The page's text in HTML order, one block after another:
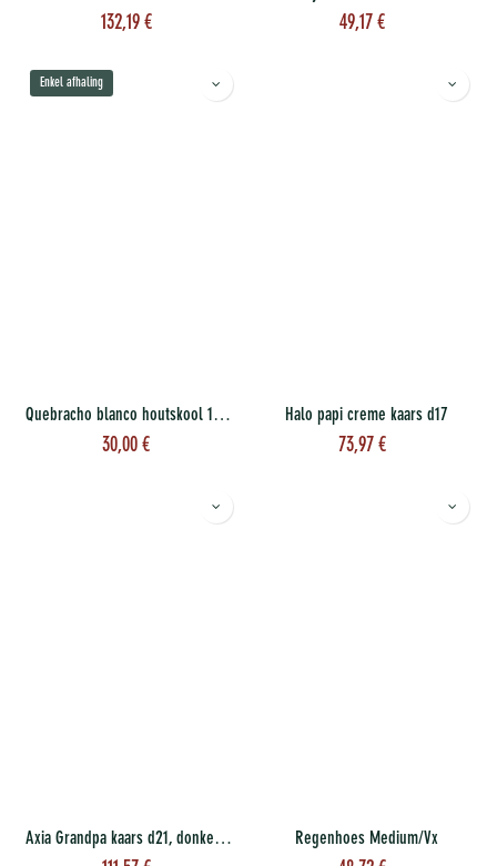
132,19€ 49,17 €
Enkel afhaling
Quebracho blanco houtskool 15 kg
30,00 €
Halo papi creme kaars d17
73,97 €
Axia Grandpa kaars d21, donkergrijs Regenhoes Medium/Vx